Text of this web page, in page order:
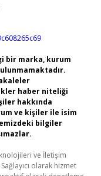
bir marka, kurum
haber niteliği
hakkında
ve kişiler ile isim
bilgiler
ve İletişim
olarak hizmet